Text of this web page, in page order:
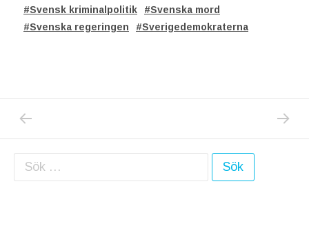
Svensk kriminalpolitik
Svenska mord
Svenska regeringen
Sverigedemokraterna
Inläggsnavigering
Sök efter: